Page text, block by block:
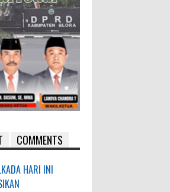
COMMENTS
HARI INI